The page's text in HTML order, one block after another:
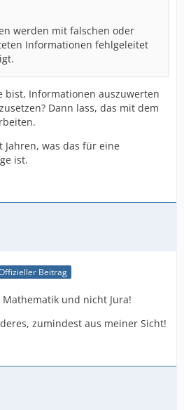
werden mit falschen oder
Informationen fehlgeleitet
bist, Informationen auszuwerten
Dann lass, das mit dem
was das für eine
ist.
Beitrag
und nicht Jura!
zumindest aus meiner Sicht!